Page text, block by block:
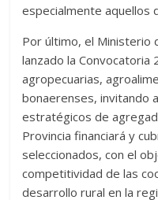
especialmente aquellos
Por último, el Ministerio
lanzado la Convocatoria
agropecuarias,
bonaerenses, invitando
estratégicos de
Provincia financiará y
seleccionados, con el
competitividad de las
desarrollo rural en la